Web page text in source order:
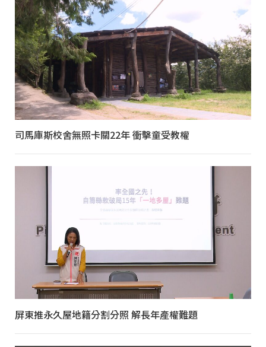
司馬庫斯校舍無照卡關22年 衝擊童受教權
屏東推永久屋地籍分割分照 解長年產權難題